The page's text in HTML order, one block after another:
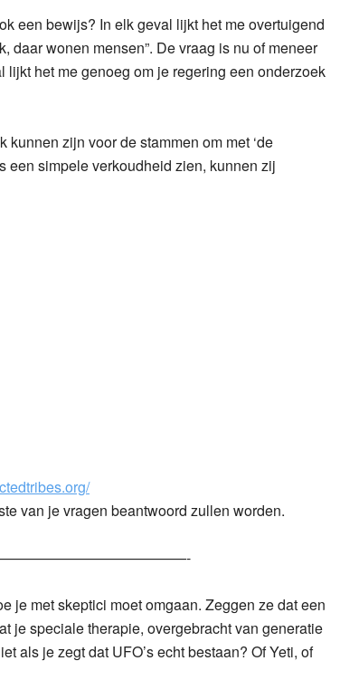
een bewijs? In elk geval lijkt het me overtuigend
daar wonen mensen”. De vraag is nu of meneer
het me genoeg om je regering een onderzoek
zijn voor de stammen om met ‘de
een simpele verkoudheid zien, kunnen zij
van je vragen beantwoord zullen worden.
je met skeptici moet omgaan. Zeggen ze dat een
je speciale therapie, overgebracht van generatie
als je zegt dat UFO’s echt bestaan? Of Yeti, of